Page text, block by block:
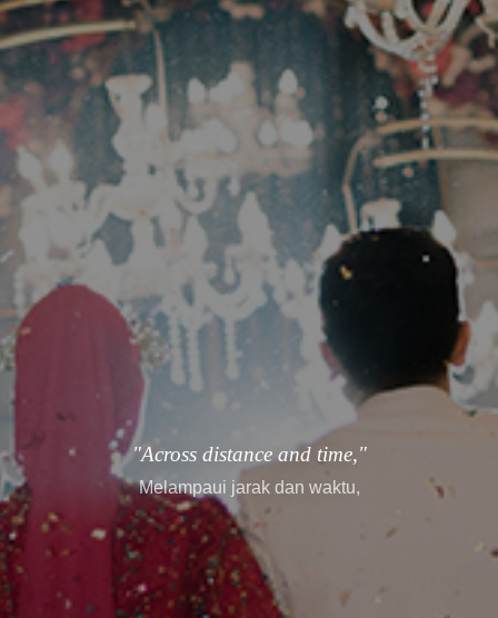
"every story finds its way."
setiap cerita menemukan jalannya.